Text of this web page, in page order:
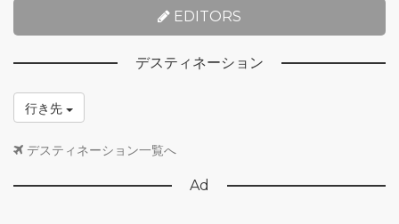
EDITORS
デスティネーション
行き先
デスティネーション一覧へ
Ad